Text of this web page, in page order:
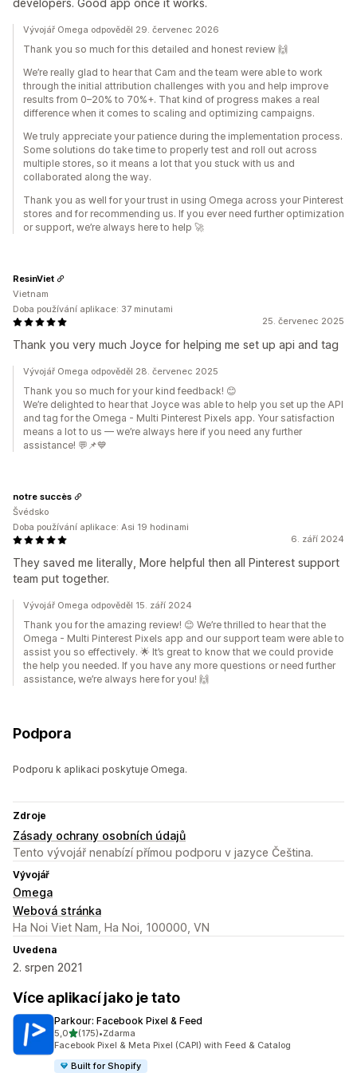
developers. Good app once it works.
Vývojář Omega odpověděl 29. červenec 2026
Thank you so much for this detailed and honest review 🙌
We’re really glad to hear that Cam and the team were able to work
through the initial attribution challenges with you and help improve
results from 0–20% to 70%+. That kind of progress makes a real
difference when it comes to scaling and optimizing campaigns.
We truly appreciate your patience during the implementation process.
Some solutions do take time to properly test and roll out across
multiple stores, so it means a lot that you stuck with us and
collaborated along the way.
Thank you as well for your trust in using Omega across your Pinterest
stores and for recommending us. If you ever need further optimization
or support, we’re always here to help 🚀
25. červenec 2025
Thank you very much Joyce for helping me set up api and tag
ResinViet
Vietnam
Doba používání aplikace: 37 minutami
Vývojář Omega odpověděl 28. červenec 2025
Thank you so much for your kind feedback! 😊
We’re delighted to hear that Joyce was able to help you set up the API
and tag for the Omega ‑ Multi Pinterest Pixels app. Your satisfaction
means a lot to us — we’re always here if you need any further
assistance! 💬📌💙
6. září 2024
They saved me literally, More helpful then all Pinterest support
team put together.
notre succès
Švédsko
Doba používání aplikace: Asi 19 hodinami
Vývojář Omega odpověděl 15. září 2024
Thank you for the amazing review! 😊 We’re thrilled to hear that the
Omega ‑ Multi Pinterest Pixels app and our support team were able to
assist you so effectively. 🌟 It’s great to know that we could provide
the help you needed. If you have any more questions or need further
assistance, we’re always here for you! 🙌
Podpora
Podporu k aplikaci poskytuje Omega.
Zdroje
Zásady ochrany osobních údajů
Tento vývojář nenabízí přímou podporu v jazyce Čeština.
Vývojář
Omega
Webová stránka
Ha Noi Viet Nam, Ha Noi, 100000, VN
Uvedena
2. srpen 2021
Více aplikací jako je tato
Parkour: Facebook Pixel & Feed
5,0z 5 hvězd
(175)
Celkový počet recenzí: 175
•Zdarma
Facebook Pixel & Meta Pixel (CAPI) with Feed & Catalog
Built for Shopify